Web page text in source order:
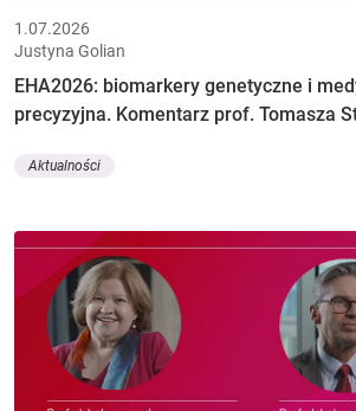
1.07.2026
Justyna Golian
EHA2026: biomarkery genetyczne i
precyzyjna. Komentarz prof. Tomasza
Aktualności